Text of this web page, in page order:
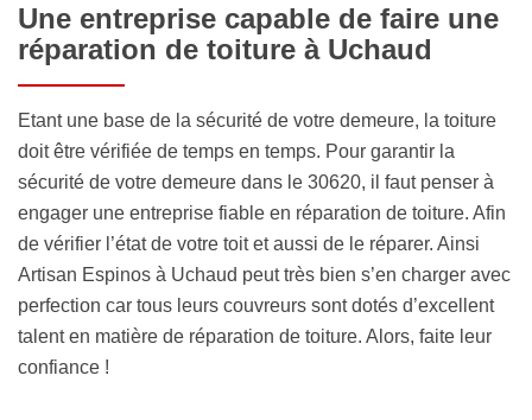
Une entreprise capable de faire une
réparation de toiture à Uchaud
Etant une base de la sécurité de votre demeure, la toiture
doit être vérifiée de temps en temps. Pour garantir la
sécurité de votre demeure dans le 30620, il faut penser à
engager une entreprise fiable en réparation de toiture. Afin
de vérifier l’état de votre toit et aussi de le réparer. Ainsi
Artisan Espinos à Uchaud peut très bien s’en charger avec
perfection car tous leurs couvreurs sont dotés d’excellent
talent en matière de réparation de toiture. Alors, faite leur
confiance !